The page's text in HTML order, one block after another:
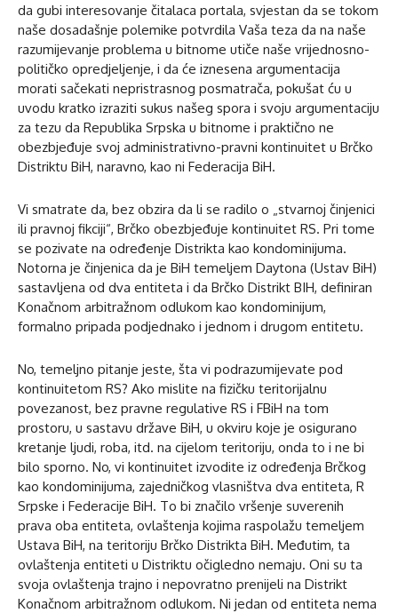
da gubi interesovanje čitalaca portala, svjestan da se tokom
naše dosadašnje polemike potvrdila Vaša teza da na naše
razumijevanje problema u bitnome utiče naše vrijednosno-
političko opredjeljenje, i da će iznesena argumentacija
morati sačekati nepristrasnog posmatrača, pokušat ću u
uvodu kratko izraziti sukus našeg spora i svoju argumentaciju
za tezu da Republika Srpska u bitnome i praktično ne
obezbjeđuje svoj administrativno-pravni kontinuitet u Brčko
Distriktu BiH, naravno, kao ni Federacija BiH.
Vi smatrate da, bez obzira da li se radilo o „stvarnoj činjenici
ili pravnoj fikciji“, Brčko obezbjeđuje kontinuitet RS. Pri tome
se pozivate na određenje Distrikta kao kondominijuma.
Notorna je činjenica da je BiH temeljem Daytona (Ustav BiH)
sastavljena od dva entiteta i da Brčko Distrikt BIH, definiran
Konačnom arbitražnom odlukom kao kondominijum,
formalno pripada podjednako i jednom i drugom entitetu.
No, temeljno pitanje jeste, šta vi podrazumijevate pod
kontinuitetom RS? Ako mislite na fizičku teritorijalnu
povezanost, bez pravne regulative RS i FBiH na tom
prostoru, u sastavu države BiH, u okviru koje je osigurano
kretanje ljudi, roba, itd. na cijelom teritoriju, onda to i ne bi
bilo sporno. No, vi kontinuitet izvodite iz određenja Brčkog
kao kondominijuma, zajedničkog vlasništva dva entiteta, R
Srpske i Federacije BiH. To bi značilo vršenje suverenih
prava oba entiteta, ovlaštenja kojima raspolažu temeljem
Ustava BiH, na teritoriju Brčko Distrikta BiH. Međutim, ta
ovlaštenja entiteti u Distriktu očigledno nemaju. Oni su ta
svoja ovlaštenja trajno i nepovratno prenijeli na Distrikt
Konačnom arbitražnom odlukom. Ni jedan od entiteta nema